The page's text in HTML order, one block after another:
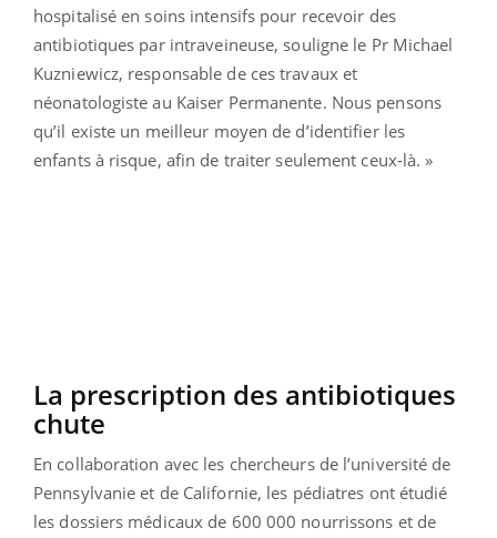
hospitalisé en soins intensifs pour recevoir des
antibiotiques par intraveineuse, souligne le Pr Michael
Kuzniewicz, responsable de ces travaux et
néonatologiste au Kaiser Permanente. Nous pensons
qu’il existe un meilleur moyen de d’identifier les
enfants à risque, afin de traiter seulement ceux-là. »
La prescription des antibiotiques
chute
En collaboration avec les chercheurs de l’université de
Pennsylvanie et de Californie, les pédiatres ont étudié
les dossiers médicaux de 600 000 nourrissons et de